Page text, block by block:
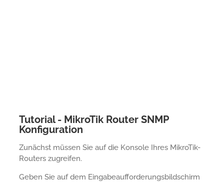
Tutorial - MikroTik Router SNMP
Konfiguration
Zunächst müssen Sie auf die Konsole Ihres MikroTik-
Routers zugreifen.
Geben Sie auf dem Eingabeaufforderungsbildschirm